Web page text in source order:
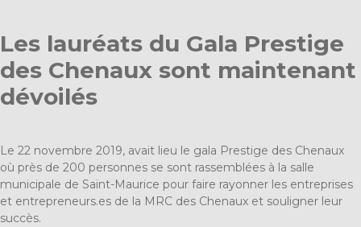
Les lauréats du Gala Prestige
des Chenaux sont maintenant
dévoilés
Le 22 novembre 2019, avait lieu le gala Prestige des Chenaux
où près de 200 personnes se sont rassemblées à la salle
municipale de Saint-Maurice pour faire rayonner les entreprises
et entrepreneurs.es de la MRC des Chenaux et souligner leur
succès.